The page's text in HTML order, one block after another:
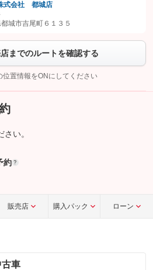
を友だち追加してから「許可する」ボタンを押
をタップして問い合わせを
こちら
式会社 都城店
城市吉尾町６１３５
までのルートを確認する
位置情報をONにしてください
い。
約 ?
販売店 購入パック ローン
古車